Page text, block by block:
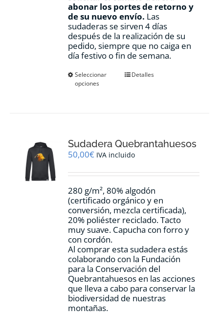
abonar los portes de retorno y
de su nuevo envío. Las
sudaderas se sirven 4 días
después de la realización de su
pedido, siempre que no caiga en
día festivo o fin de semana.
Seleccionar
opciones
Este
se
pueden
en
página
de
producto
Detalles
Sudadera Quebrantahuesos
50,00€ IVA incluido
280 g/m², 80% algodón
(certificado orgánico y en
conversión, mezcla certificada),
20% poliéster reciclado. Tacto
muy suave. Capucha con forro y
con cordón.
Al comprar esta sudadera estás
colaborando con la Fundación
para la Conservación del
Quebrantahuesos en las acciones
que lleva a cabo para conservar la
biodiversidad de nuestras
montañas.